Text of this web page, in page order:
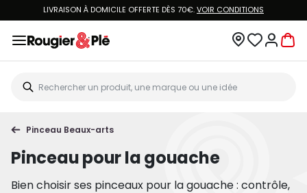
LIVRAISON À DOMICILE OFFERTE DÈS 70€.VOIR CONDITIONS
Pinceau Beaux-arts
Pinceau pour la gouache
Bien choisir ses pinceaux pour la gouache : contrôle,